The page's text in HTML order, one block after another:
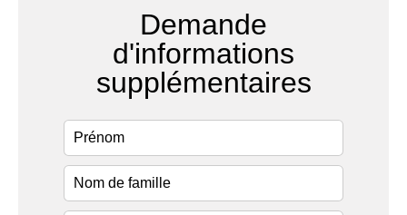
Demande
d'informations
supplémentaires